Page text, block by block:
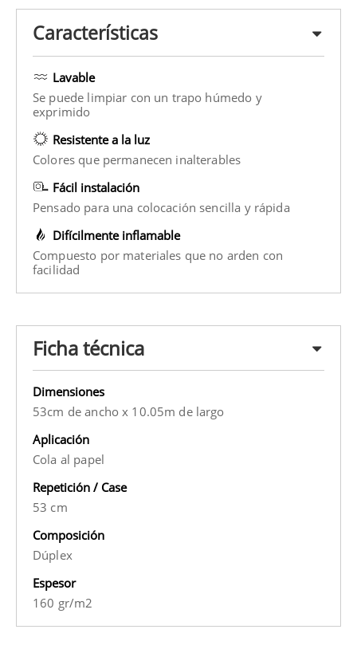
Características
Lavable
Se puede limpiar con un trapo húmedo y
exprimido
Resistente a la luz
Colores que permanecen inalterables
Fácil instalación
Pensado para una colocación sencilla y rápida
Difícilmente inflamable
Compuesto por materiales que no arden con
facilidad
Ficha técnica
Dimensiones
53cm de ancho x 10.05m de largo
Aplicación
Cola al papel
Repetición / Case
53 cm
Composición
Dúplex
Espesor
160 gr/m2